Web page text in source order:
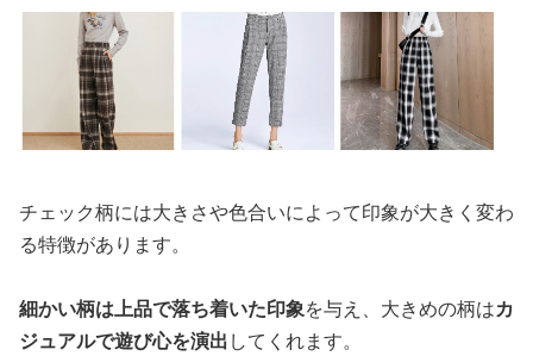
チェック柄には大きさや色合いによって印象が大きく変わ
る特徴があります。
細かい柄は上品で落ち着いた印象を与え、大きめの柄はカ
ジュアルで遊び心を演出してくれます。